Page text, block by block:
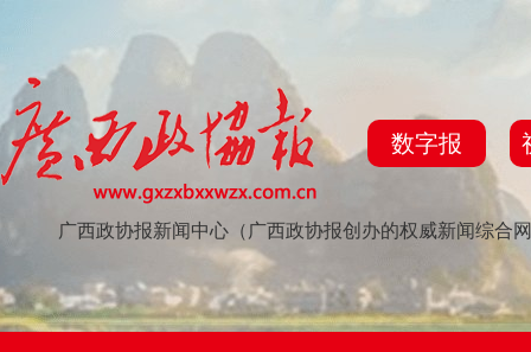
数字报
广西政协报新闻中心（广西政协报创办的权威新闻综合网